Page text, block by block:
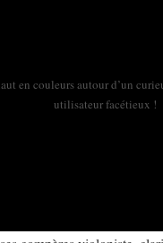
en couleurs autour d’un
utilisateur facétieux !